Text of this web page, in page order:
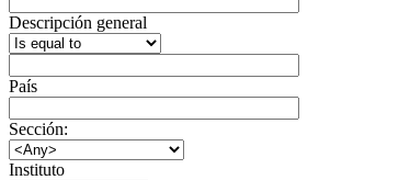
Descripción general
País
Sección:
Instituto